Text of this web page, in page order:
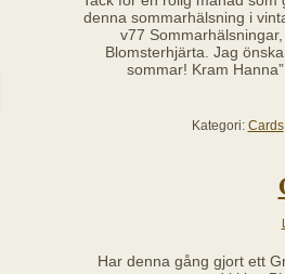
denna sommarhälsning i
v77
Blomsterhjärta. Jag
sommar! Kram
Kategori: Cards
Har denna gång gjort ett